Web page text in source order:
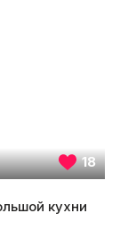
18
кухни